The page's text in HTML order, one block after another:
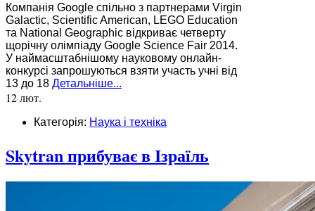
Компанія Google спільно з партнерами Virgin
Galactic, Scientific American, LEGO Education
та National Geographic відкриває четверту
щорічну олімпіаду Google Science Fair 2014.
У наймасштабнішому науковому онлайн-
конкурсі запрошуються взяти участь учні від
13 до 18 Детальніше...
12 лют.
Категорія: Наука і техніка
Skytran прибуває в Ізраїль